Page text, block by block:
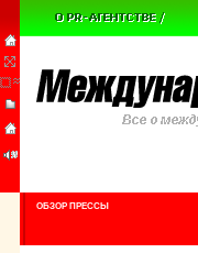
ОБЗОР ПРЕССЫ